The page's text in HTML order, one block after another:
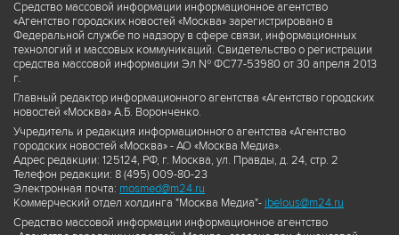
Средство массовой информации информационное агентство
«Агентство городских новостей «Москва» зарегистрировано в
Федеральной службе по надзору в сфере связи, информационных
технологий и массовых коммуникаций. Свидетельство о регистрации
средства массовой информации Эл № ФС77-53980 от 30 апреля 2013
г.
Главный редактор информационного агентства «Агентство городских
новостей «Москва» А.Б. Воронченко.
Учредитель и редакция информационного агентства «Агентство
городских новостей «Москва» - АО «Москва Медиа».
Адрес редакции: 125124, РФ, г. Москва, ул. Правды, д. 24, стр. 2
Телефон редакции: 8 (495) 009-80-23
Электронная почта: mosmed@m24.ru
Коммерческий отдел холдинга "Москва Медиа"- ibelous@m24.ru
Средство массовой информации информационное агентство